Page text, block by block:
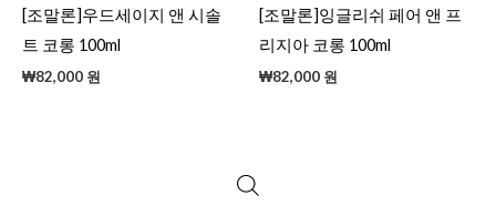
[조말론]우드세이지 앤 시솔
트 코롱 100ml
₩82,000 원
[조말론]잉글리쉬 페어 앤 프
리지아 코롱 100ml
₩82,000 원